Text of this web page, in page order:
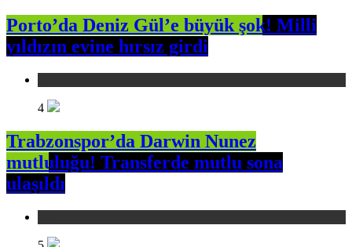
Porto’da Deniz Gül’e büyük şok! Milli
yıldızın evine hırsız girdi
4
Trabzonspor’da Darwin Nunez
mutluluğu! Transferde mutlu sona
ulaşıldı